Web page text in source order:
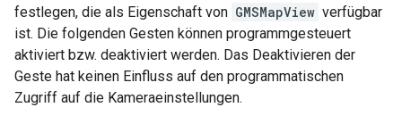
festlegen, die als Eigenschaft von GMSMapView verfügbar
ist. Die folgenden Gesten können programmgesteuert
aktiviert bzw. deaktiviert werden. Das Deaktivieren der
Geste hat keinen Einfluss auf den programmatischen
Zugriff auf die Kameraeinstellungen.